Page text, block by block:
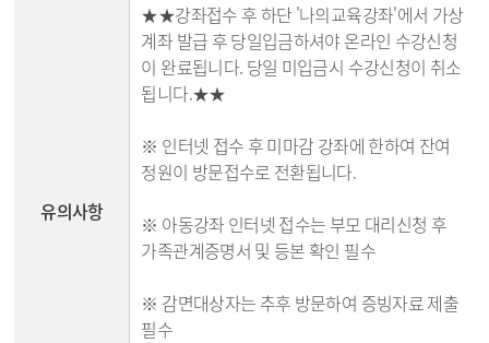
유의사항
★★강좌접수 후 하단 '나의교육강좌'에서 가상
계좌 발급 후 당일입금하셔야 온라인 수강신청
이 완료됩니다. 당일 미입금시 수강신청이 취소
됩니다.★★
※ 인터넷 접수 후 미마감 강좌에 한하여 잔여
정원이 방문접수로 전환됩니다.
※ 아동강좌 인터넷 접수는 부모 대리신청 후
가족관계증명서 및 등본 확인 필수
※ 감면대상자는 추후 방문하여 증빙자료 제출
필수